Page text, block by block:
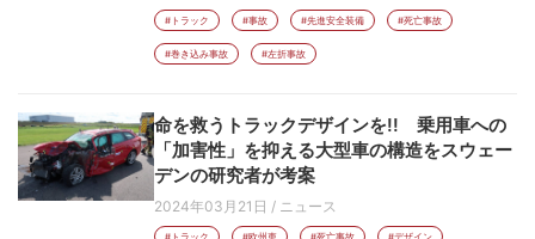
#トラック #事故 #先進安全装備 #死亡事故
#巻き込み事故 #左折事故
命を救うトラックデザインを!! 乗用車への
「加害性」を抑える大型車の構造をスウェー
デンの研究者が考案
2024年03月21日 / ニュース
#トラック #欧州車 #死亡事故 #デザイン